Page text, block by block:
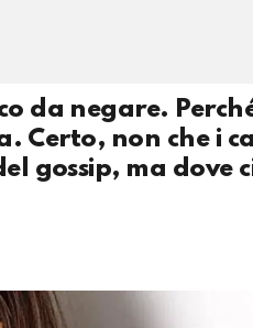
da negare.
Certo, non che i
gossip, ma dove